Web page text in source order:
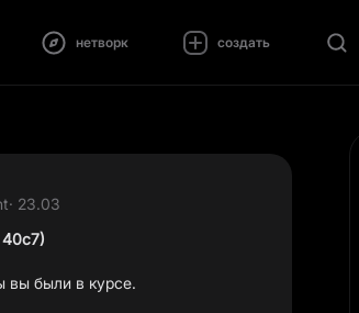
нетворк создать
· 23.03
вы были в курсе.